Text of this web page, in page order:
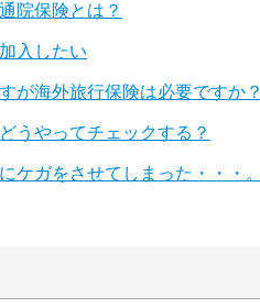
院保険とは？
入したい
が海外旅行保険は必要ですか
うやってチェックする？
ケガをさせてしまった・・・